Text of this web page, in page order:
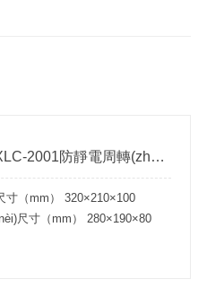
RXLC-2001防靜電周轉(zhuǎn)箱
寸（mm） 320×210×100
尺寸（mm） 280×190×80